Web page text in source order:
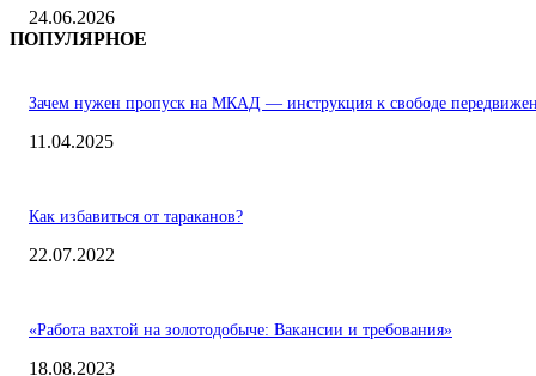
24.06.2026
ПОПУЛЯРНОЕ
Зачем нужен пропуск на МКАД — инструкция к свободе
11.04.2025
Как избавиться от тараканов?
22.07.2022
«Работа вахтой на золотодобыче: Вакансии и требования»
18.08.2023